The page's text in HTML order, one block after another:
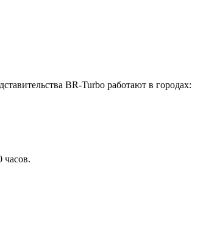
BR-Turbo работают в городах:
часов.